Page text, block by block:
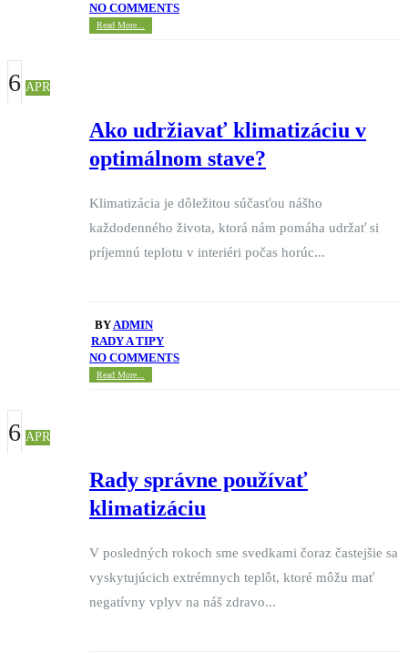
NO COMMENTS
Read More...
6 APR
Ako udržiavať klimatizáciu v
optimálnom stave?
Klimatizácia je dôležitou súčasťou nášho
každodenného života, ktorá nám pomáha udržať si
príjemnú teplotu v interiéri počas horúc...
BYADMIN
RADY A TIPY
NO COMMENTS
Read More...
6 APR
Rady správne používať
klimatizáciu
V posledných rokoch sme svedkami čoraz častejšie sa
vyskytujúcich extrémnych teplôt, ktoré môžu mať
negatívny vplyv na náš zdravo...